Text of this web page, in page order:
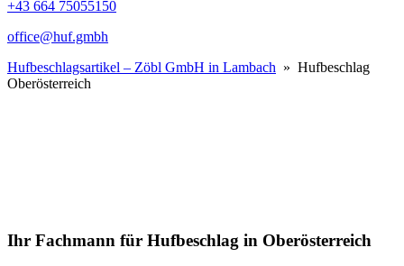
+43 664 75055150
office@huf.gmbh
Hufbeschlagsartikel – Zöbl GmbH in Lambach » Hufbeschlag
Oberösterreich
Ihr Fachmann für Hufbeschlag in Oberösterreich